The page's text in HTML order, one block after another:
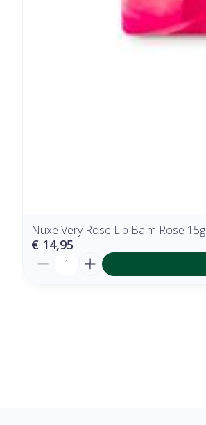
Nuxe Very Rose Lip Balm Rose 15g
€ 14,95
Aantal